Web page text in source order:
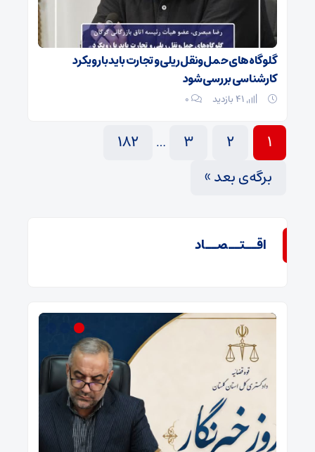
گلوگاه‌های حمل‌ونقل ریلی و تجارت باید با رویکرد
کارشناسی بررسی شود
۰
1
2
3
…
182
برگه‌ی بعد »
اقــتــصــاد